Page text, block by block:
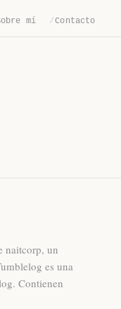
mí /Contacto
naitcorp, un
es una
Contienen